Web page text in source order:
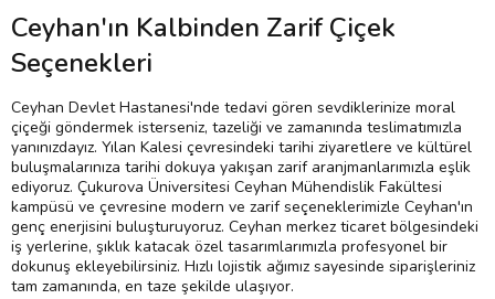
Ceyhan'ın Kalbinden Zarif Çiçek
Seçenekleri
Ceyhan Devlet Hastanesi'nde tedavi gören sevdiklerinize moral
çiçeği göndermek isterseniz, tazeliği ve zamanında teslimatımızla
yanınızdayız. Yılan Kalesi çevresindeki tarihi ziyaretlere ve kültürel
buluşmalarınıza tarihi dokuya yakışan zarif aranjmanlarımızla eşlik
ediyoruz. Çukurova Üniversitesi Ceyhan Mühendislik Fakültesi
kampüsü ve çevresine modern ve zarif seçeneklerimizle Ceyhan'ın
genç enerjisini buluşturuyoruz. Ceyhan merkez ticaret bölgesindeki
iş yerlerine, şıklık katacak özel tasarımlarımızla profesyonel bir
dokunuş ekleyebilirsiniz. Hızlı lojistik ağımız sayesinde siparişleriniz
tam zamanında, en taze şekilde ulaşıyor.